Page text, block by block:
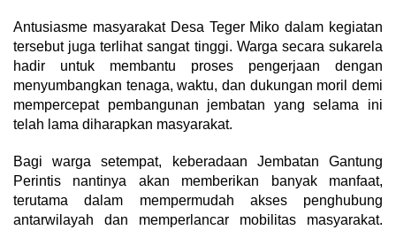
Antusiasme masyarakat Desa Teger Miko dalam kegiatan
tersebut juga terlihat sangat tinggi. Warga secara sukarela
hadir untuk membantu proses pengerjaan dengan
menyumbangkan tenaga, waktu, dan dukungan moril demi
mempercepat pembangunan jembatan yang selama ini
telah lama diharapkan masyarakat.
Bagi warga setempat, keberadaan Jembatan Gantung
Perintis nantinya akan memberikan banyak manfaat,
terutama dalam mempermudah akses penghubung
antarwilayah dan memperlancar mobilitas masyarakat.